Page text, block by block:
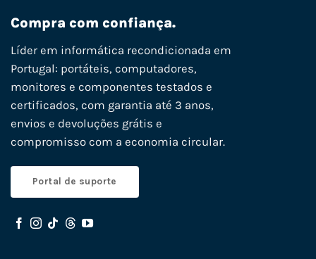
Compra com confiança.
Líder em informática recondicionada em
Portugal: portáteis, computadores,
monitores e componentes testados e
certificados, com garantia até 3 anos,
envios e devoluções grátis e
compromisso com a economia circular.
Portal de suporte